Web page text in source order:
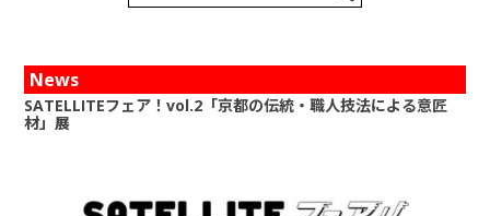
索:
News
SATELLITEフェア！vol.2「京都の伝統・職人技法による意匠
材」展